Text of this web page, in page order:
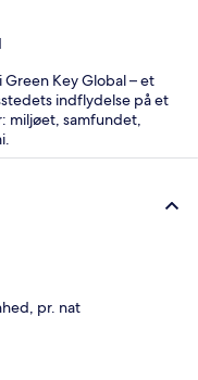
Key Global – et
indflydelse på et
miljøet, samfundet,
pr. nat